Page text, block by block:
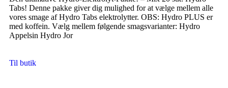
Tabs! Denne pakke giver dig mulighed for at vælge mellem alle
vores smage af Hydro Tabs elektrolytter. OBS: Hydro PLUS er
med koffein. Vælg mellem følgende smagsvarianter: Hydro
Appelsin Hydro Jor
Til butik